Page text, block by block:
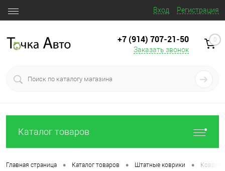
Вход Регистрация
+7 (914) 707‒21‒50
Заказать звонок
0
Каталог товаров
Главная страница • Каталог товаров • Штатные коврики •